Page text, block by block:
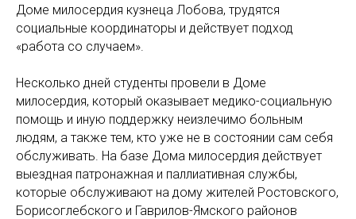
Доме милосердия кузнеца Лобова, трудятся
социальные координаторы и действует подход
«работа со случаем».
Несколько дней студенты провели в Доме
милосердия, который оказывает медико-социальную
помощь и иную поддержку неизлечимо больным
людям, а также тем, кто уже не в состоянии сам себя
обслуживать. На базе Дома милосердия действует
выездная патронажная и паллиативная службы,
которые обслуживают на дому жителей Ростовского,
Борисоглебского и Гаврилов-Ямского районов